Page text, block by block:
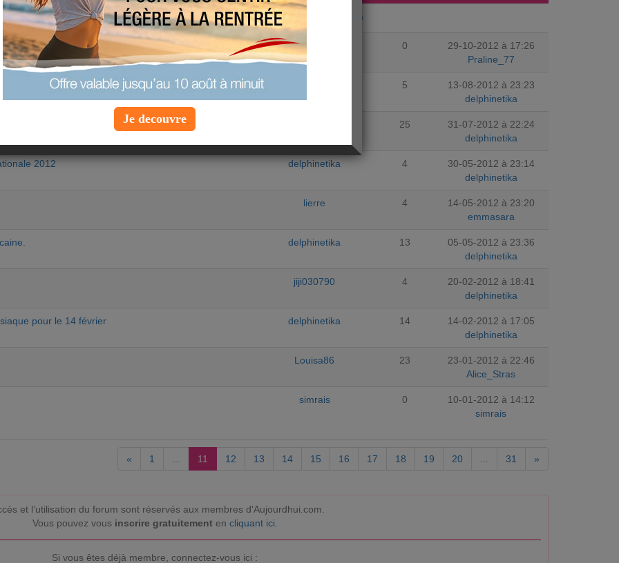
equipe-aujourdhuicom
Praline_77 0
29-10-2012 à 17:26
Praline_77
5
13-08-2012 à 23:23
delphinetika
25
31-07-2012 à 22:24
delphinetika
2012 delphinetika 4
30-05-2012 à 23:14
delphinetika
lierre 4
14-05-2012 à 23:20
emmasara
delphinetika 13
05-05-2012 à 23:36
delphinetika
jiji030790 4
20-02-2012 à 18:41
delphinetika
pour le 14 février delphinetika 14
14-02-2012 à 17:05
delphinetika
Louisa86 23
23-01-2012 à 22:46
Alice_Stras
simrais 0
10-01-2012 à 14:12
simrais
« 1 11 12 13 14 15 16 17 18 19 20 31 »
et l’utilisation du forum sont réservés aux membres d'Aujourdhui.com.
Vous pouvez vous inscrire gratuitementen cliquant ici
Si vous êtes déjà membre, connectez-vous ici :
Je decouvre